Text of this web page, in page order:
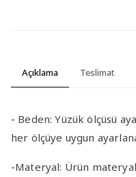
Açıklama Teslimat
- Beden:Yüzük ölçüsü
her ölçüye uygun
-Materyal: Ürün